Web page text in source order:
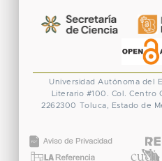
Universidad Autónoma del
Literario #100. Col. Centro
2262300 Toluca, Estado de